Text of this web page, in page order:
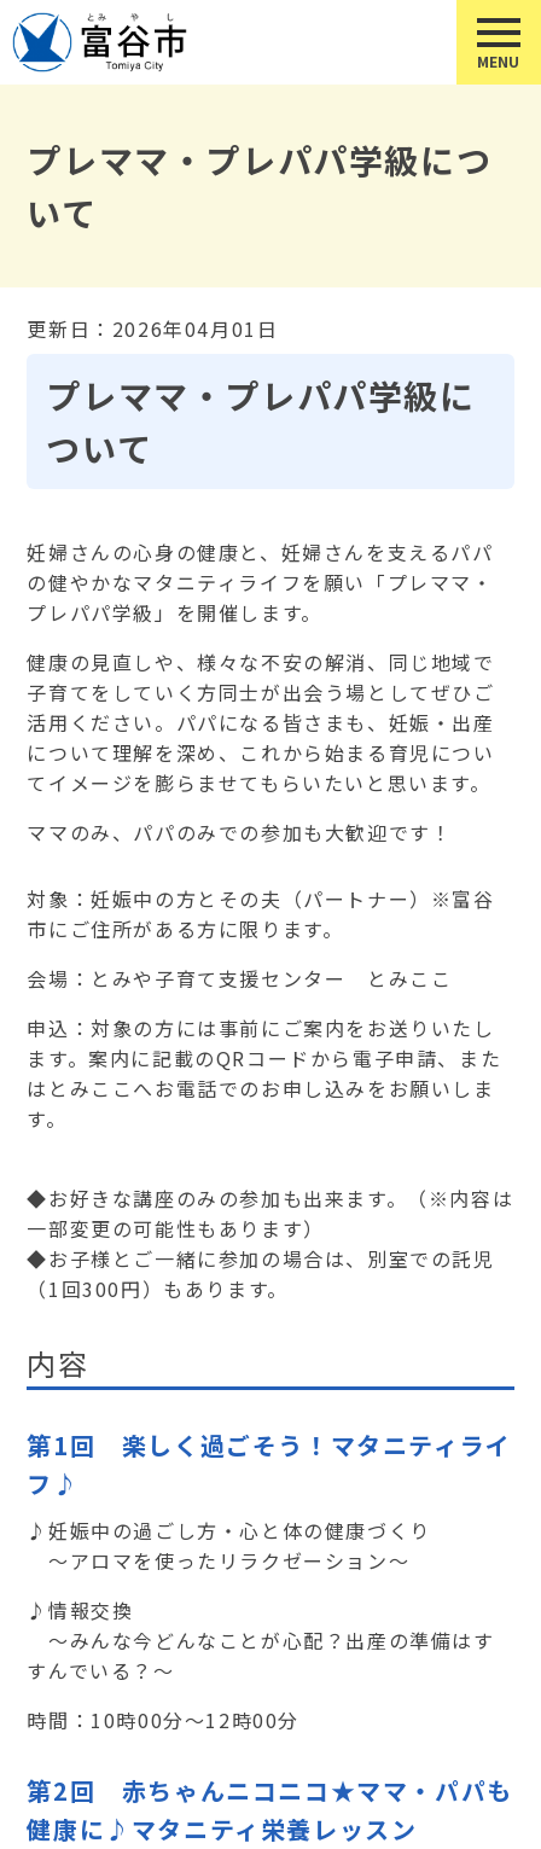
プレママ・プレパパ学級につ
いて
更新日：2026年04月01日
プレママ・プレパパ学級に
ついて
妊婦さんの心身の健康と、妊婦さんを支えるパパ
の健やかなマタニティライフを願い「プレママ・
プレパパ学級」を開催します。
健康の見直しや、様々な不安の解消、同じ地域で
子育てをしていく方同士が出会う場としてぜひご
活用ください。パパになる皆さまも、妊娠・出産
について理解を深め、これから始まる育児につい
てイメージを膨らませてもらいたいと思います。
ママのみ、パパのみでの参加も大歓迎です！
対象：妊娠中の方とその夫（パートナー）※富谷
市にご住所がある方に限ります。
会場：とみや子育て支援センター とみここ
申込：対象の方には事前にご案内をお送りいたし
ます。案内に記載のQRコードから電子申請、また
はとみここへお電話でのお申し込みをお願いしま
す。
◆お好きな講座のみの参加も出来ます。（※内容は
一部変更の可能性もあります）
◆お子様とご一緒に参加の場合は、別室での託児
（1回300円）もあります。
内容
第1回 楽しく過ごそう！マタニティライ
フ♪
♪妊娠中の過ごし方・心と体の健康づくり
～アロマを使ったリラクゼーション～
♪情報交換
～みんな今どんなことが心配？出産の準備はす
すんでいる？～
時間：10時00分～12時00分
第2回 赤ちゃんニコニコ★ママ・パパも
健康に♪マタニティ栄養レッスン